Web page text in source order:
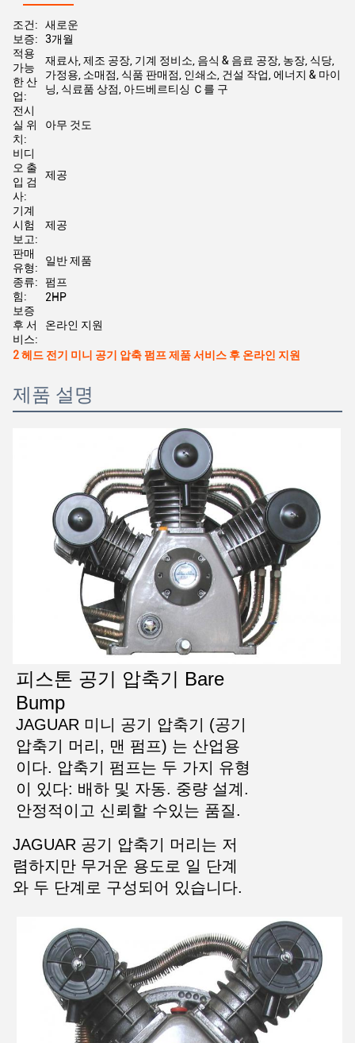
조건:
새로운
보증:
3개월
적용
가능
한 산
업:
재료사, 제조 공장, 기계 정비소, 음식 & 음료 공장, 농장, 식당,
가정용, 소매점, 식품 판매점, 인쇄소, 건설 작업, 에너지 & 마이
닝, 식료품 상점, 아드베르티싱 Ｃ를 구
전시
실 위
치:
아무 것도
비디
오 출
입 검
사:
제공
기계
시험
보고:
제공
판매
유형:
일반 제품
종류:
펌프
힘:
2HP
보증
후 서
비스:
온라인 지원
2 헤드 전기 미니 공기 압축 펌프 제품 서비스 후 온라인 지원
제품 설명
피스톤 공기 압축기 Bare
Bump
JAGUAR 미니 공기 압축기 (공기
압축기 머리, 맨 펌프) 는 산업용
이다. 압축기 펌프는 두 가지 유형
이 있다: 배하 및 자동. 중량 설계.
안정적이고 신뢰할 수있는 품질.
JAGUAR 공기 압축기 머리는 저
렴하지만 무거운 용도로 일 단계
와 두 단계로 구성되어 있습니다.